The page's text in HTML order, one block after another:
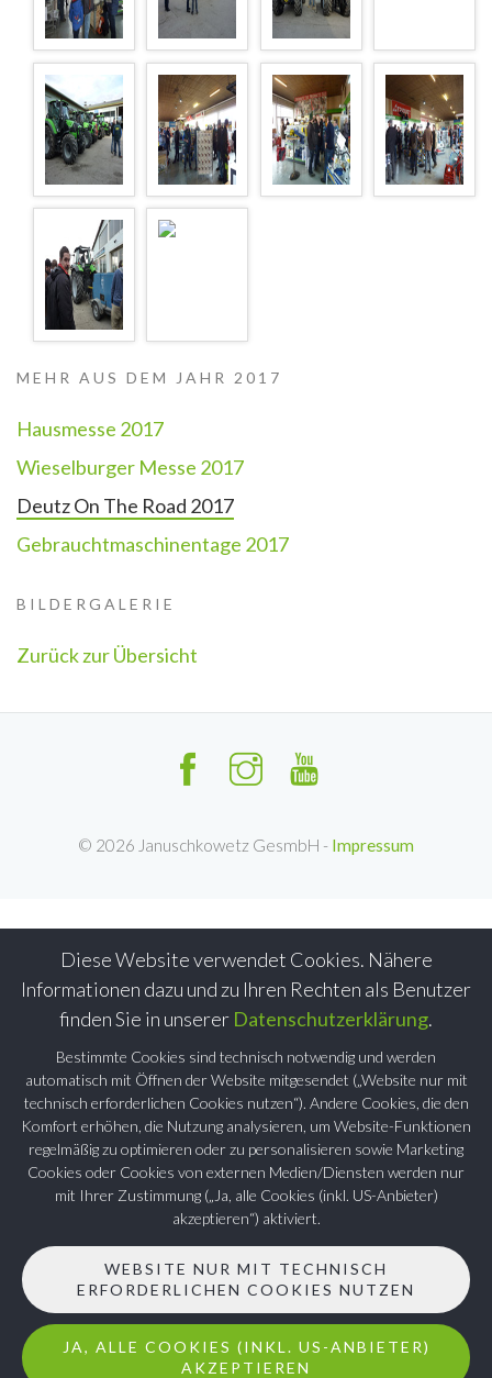
Diese Website verwendet Cookies. Nähere
Informationen dazu und zu Ihren Rechten als Benutzer
finden Sie in unserer Datenschutzerklärung.
Bestimmte Cookies sind technisch notwendig und werden
automatisch mit Öffnen der Website mitgesendet („Website nur mit
technisch erforderlichen Cookies nutzen“). Andere Cookies, die den
Komfort erhöhen, die Nutzung analysieren, um Website-Funktionen
regelmäßig zu optimieren oder zu personalisieren sowie Marketing
Cookies oder Cookies von externen Medien/Diensten werden nur
mit Ihrer Zustimmung („Ja, alle Cookies (inkl. US-Anbieter)
akzeptieren“) aktiviert.
WEBSITE NUR MIT TECHNISCH
ERFORDERLICHEN COOKIES NUTZEN
JA, ALLE COOKIES (INKL. US-ANBIETER)
AKZEPTIEREN
MEHR AUS DEM JAHR 2017
Hausmesse 2017
Wieselburger Messe 2017
Deutz On The Road 2017
Gebrauchtmaschinentage 2017
BILDERGALERIE
Zurück zur Übersicht
© 2026 Januschkowetz GesmbH - Impressum